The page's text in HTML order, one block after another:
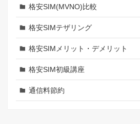
格安SIM(MVNO)比較
格安SIMテザリング
格安SIMメリット・デメリット
格安SIM初級講座
通信料節約